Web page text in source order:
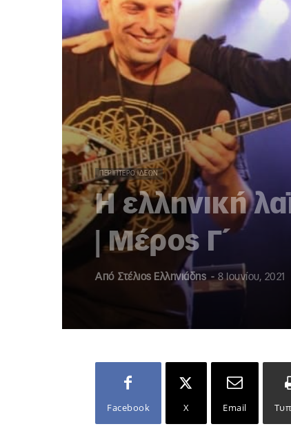
ΠΕΡΊΠΤΕΡΟ ΙΔΕΏΝ
Η ελληνική
| Μέρος Γ΄
Από Στέλιος Ελληνιάδης - 8 Ιουνίου, 2021
Facebook X Email